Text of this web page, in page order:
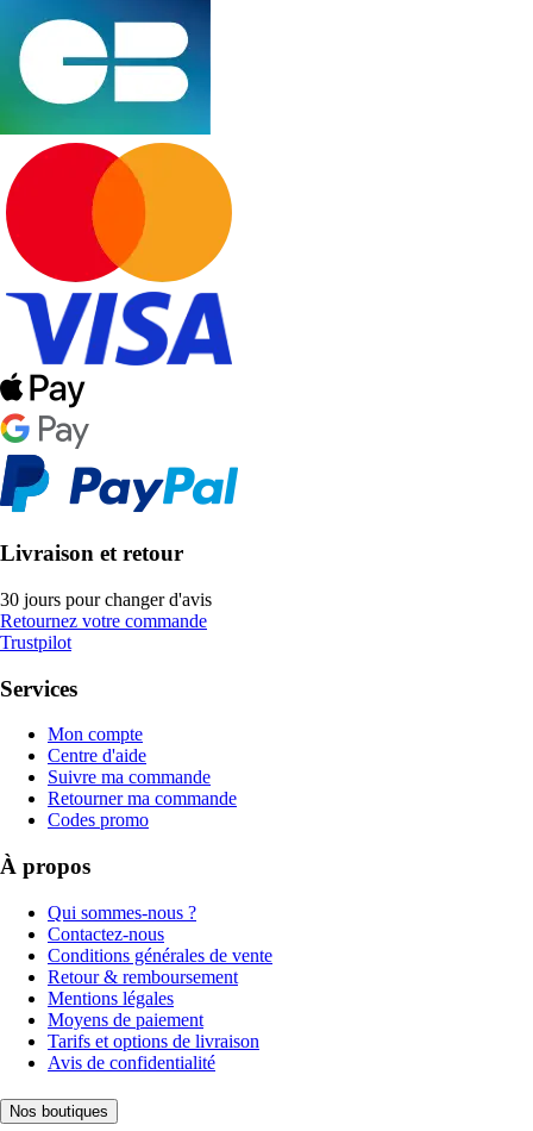
Livraison et retour
30 jours pour changer d'avis
Retournez votre commande
Trustpilot
Services
Mon compte
Centre d'aide
Suivre ma commande
Retourner ma commande
Codes promo
À propos
Qui sommes-nous ?
Contactez-nous
Conditions générales de vente
Retour & remboursement
Mentions légales
Moyens de paiement
Tarifs et options de livraison
Avis de confidentialité
Nos boutiques